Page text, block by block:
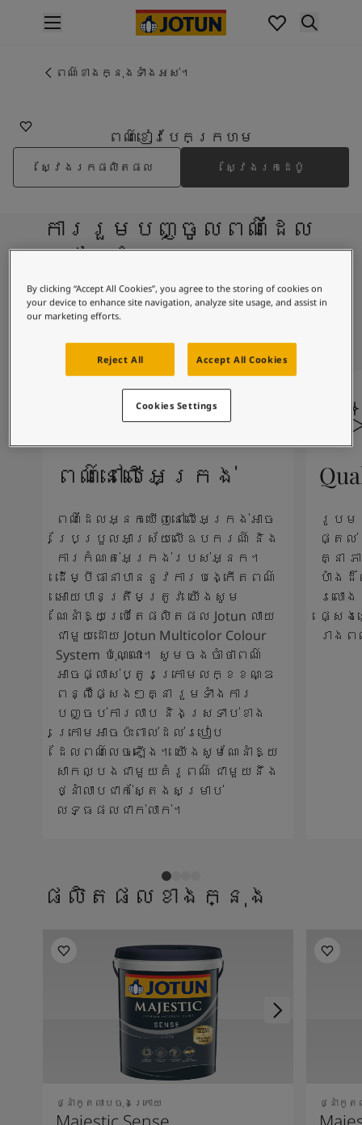
គំនូរខាងក្នុង
ផលិតផលផ្នែកខាងក្រៅ
ពណ៌
ពណ៌ថ្នាំលាបខាងក្នុង
ពណ៌ខាងក្នុងទាំងអស់។
ពណ៌ខាងក្រៅទាំងអស់។
ជម្រើសពណ៌
គំរូរពណ៌
ការបំផុសគំនិត
ការបំផុសគំនិតពីផ្នែកខាងក្នុងផ្ទះ
ការបំផុសគំនិតពីផ្នែកខាងក្រៅផ្ទះ
Blog សំរាប់ការរស់នៅដែលពោរពេញដោយការការបំផុសគំនិ
លាបពណ៌ផ្ទះរបស់អ្នក
ឯកសារផលិតផល
តារាង​ទិន្នន័យ
Soulful Spaces - ជម្រើសពណ៌ចុងក្រោយបំផុតពី Jotun
ពណ៌ខាងក្នុងទាំងអស់។
ពណ៌ខៀវបែកក្រហម
ស្វែងរកផលិតផល ស្វែងរកដេប៉ូ
ការរួមបញ្ចូលពណ៌ដែល
បានណែនាំ
4177
Heath Violet
4424
ពណ៌នៅលើអេក្រង់
ពណ៌ដែលអ្នកឃើញនៅលើអេក្រង់អាច
ប្រែប្រួលអាស្រ័យលើឧបករណ៍ និង
ការកំណត់អេក្រង់របស់អ្នក។
ដើម្បីធានាបាននូវការបង្កើតពណ៌
អោយបានត្រឹមត្រូវ យើងសូម
ណែនាំឱ្យប្រើតែផលិតផល Jotun លាយ
ជាមួយដោយ Jotun Multicolor Colour
System ប៉ុណ្ណោះ។ សូមចងចាំថាពណ៌
អាចផ្លាស់ប្តូរក្រោមលក្ខខណ្ឌ
ពន្លឺផ្សេងៗគ្នា រួមទាំងការ
បញ្ចប់ការលាប និងស្រទាប់ខាង
ក្រោមអាចប៉ះពាល់ដល់របៀប
ដែលពណ៌លេចឡើង។ យើងសូមណែនាំឱ្យ
សាកល្បងជាមួយគំរូពណ៌ ជាមួយនឹង
ថ្នាំលាបជាក់ស្តែងសម្រាប់
លទ្ធផលជាក់លាក់។
រូបម
ផ្តល់
គ្នា
បាំង
រលោ
ផ្សេ
រាង
ផលិតផលខាងក្នុង
ថ្នាំកូតលាបចុងក្រោយ ថ្នាំកូត
By clicking “Accept All Cookies”, you agree to the storing of cookies on
your device to enhance site navigation, analyze site usage, and assist in
our marketing efforts.
Reject All Accept All Cookies
Cookies Settings